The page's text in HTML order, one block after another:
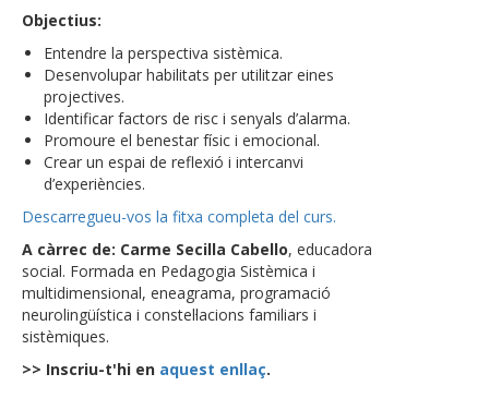
Objectius:
Entendre la perspectiva sistèmica.
Desenvolupar habilitats per utilitzar eines
projectives.
Identificar factors de risc i senyals d’alarma.
Promoure el benestar físic i emocional.
Crear un espai de reflexió i intercanvi
d’experiències.
Descarregueu-vos la fitxa completa del curs.
A càrrec de: Carme Secilla Cabello, educadora
social. Formada en Pedagogia Sistèmica i
multidimensional, eneagrama, programació
neurolingüística i constel·lacions familiars i
sistèmiques.
>> Inscriu-t'hi en aquest enllaç.